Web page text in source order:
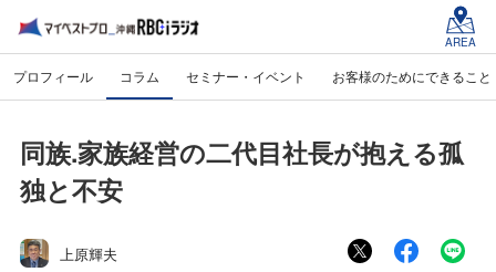
AREA
プロフィール コラム セミナー・イベント お客様のためにできること
同族.家族経営の二代目社長が抱える孤
独と不安
上原輝夫